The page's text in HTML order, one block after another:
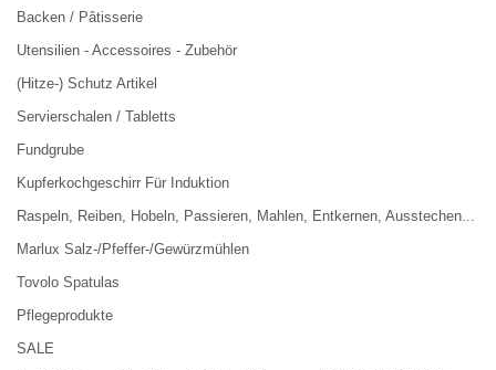
Backen / Pâtisserie
Utensilien - Accessoires - Zubehör
(Hitze-) Schutz Artikel
Servierschalen / Tabletts
Fundgrube
Kupferkochgeschirr Für Induktion
Raspeln, Reiben, Hobeln, Passieren, Mahlen, Entkernen, Ausstechen...
Marlux Salz-/Pfeffer-/Gewürzmühlen
Tovolo Spatulas
Pflegeprodukte
SALE